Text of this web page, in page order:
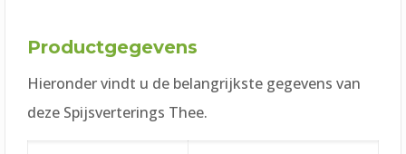
Productgegevens
Hieronder vindt u de belangrijkste gegevens van
deze Spijsverterings Thee.